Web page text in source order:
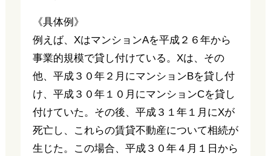
《具体例》
例えば、XはマンションAを平成２６年から
事業的規模で貸し付けている。Xは、その
他、平成３０年２月にマンションBを貸し付
け、平成３０年１０月にマンションCを貸し
付けていた。その後、平成３１年１月にXが
死亡し、これらの賃貸不動産について相続が
生じた。この場合、平成３０年４月１日から